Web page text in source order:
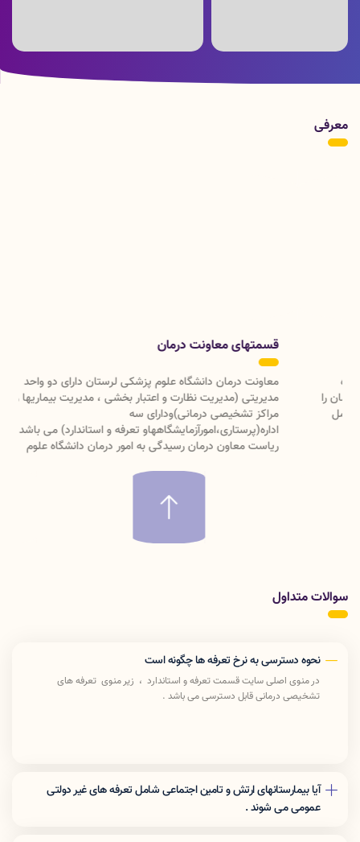
پوستر زمان برگزاری انتخابات
شهدای عشایر به مناسبت روز جهانی
معرفی
قسمتهای معاونت درمان
معاونت درمان دانشگاه علوم پزشکی لرستان دارای دو واحد
مدیریتی (مدیریت نظارت و اعتبار بخشی ، مدیریت بیماریها و
مراکز تشخیصی درمانی)ودارای سه
اداره(پرستاری،امورآزمایشگاههاو تعرفه و استاندارد) می باشد که با
ریاست معاون درمان رسیدگی به امور درمان دانشگاه علوم
سوالات متداول
نحوه دسترسی به نرخ تعرفه ها چگونه است
در منوی اصلی سایت قسمت تعرفه و استاندارد ، زیر منوی تعرفه های
تشخیصی درمانی قابل دسترسی می باشد .
آیا بیمارستانهای ارتش و تامین اجتماعی شامل تعرفه های غیر دولتی
عمومی می شوند .